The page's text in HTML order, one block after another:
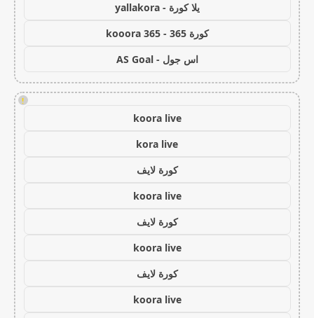
يلا كورة - yallakora
كورة 365 - kooora 365
اس جول - AS Goal
!
koora live
kora live
كورة لايف
koora live
كورة لايف
koora live
كورة لايف
koora live